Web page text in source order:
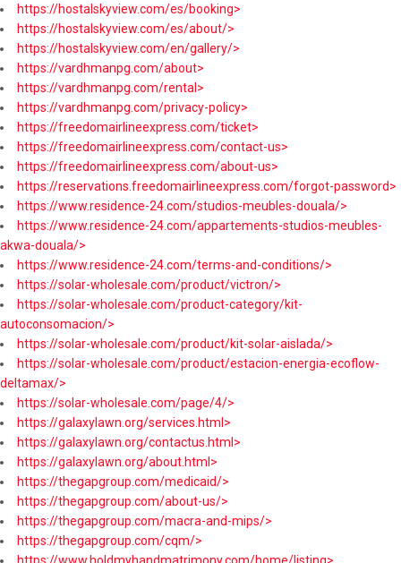
https://hostalskyview.com/es/booking>
https://hostalskyview.com/es/about/>
https://hostalskyview.com/en/gallery/>
https://vardhmanpg.com/about>
https://vardhmanpg.com/rental>
https://vardhmanpg.com/privacy-policy>
https://freedomairlineexpress.com/ticket>
https://freedomairlineexpress.com/contact-us>
https://freedomairlineexpress.com/about-us>
https://reservations.freedomairlineexpress.com/forgot-password>
https://www.residence-24.com/studios-meubles-douala/>
https://www.residence-24.com/appartements-studios-meubles-
akwa-douala/>
https://www.residence-24.com/terms-and-conditions/>
https://solar-wholesale.com/product/victron/>
https://solar-wholesale.com/product-category/kit-
autoconsomacion/>
https://solar-wholesale.com/product/kit-solar-aislada/>
https://solar-wholesale.com/product/estacion-energia-ecoflow-
deltamax/>
https://solar-wholesale.com/page/4/>
https://galaxylawn.org/services.html>
https://galaxylawn.org/contactus.html>
https://galaxylawn.org/about.html>
https://thegapgroup.com/medicaid/>
https://thegapgroup.com/about-us/>
https://thegapgroup.com/macra-and-mips/>
https://thegapgroup.com/cqm/>